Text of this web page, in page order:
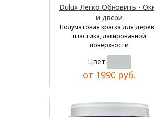
Dulux Легко Обновить -
и двери
Полуматовая краска для
пластика, лакированной
поверхности
Цвет:
от 1990 руб.